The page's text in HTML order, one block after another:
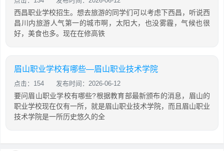
西昌职业学校招生。想去旅游的同学们可以考虑下西昌，听说西
昌川内旅游人气第一的城市啊，太阳大，也没雾霾，气候也很
好，美食也多。现在在修高铁
眉山职业学校有哪些—眉山职业技术学院
点击：154 发布时间：2026-06-12
要问眉山职业学校有哪些?根据教育部最新颁布的消息，眉山的
职业学校现在仅有一所，就是眉山职业技术学院，而且眉山职业
技术学院是一所历史悠久的全